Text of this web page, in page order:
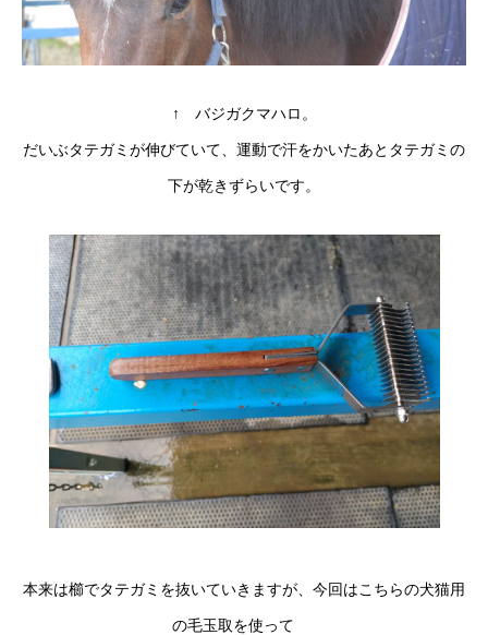
↑ バジガクマハロ。
だいぶタテガミが伸びていて、運動で汗をかいたあとタテガミの
下が乾きずらいです。
本来は櫛でタテガミを抜いていきますが、今回はこちらの犬猫用
の毛玉取を使って